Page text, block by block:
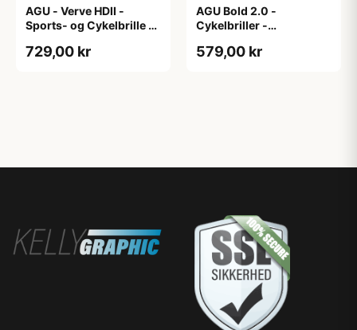
AGU - Verve HDII -
Sports- og Cykelbrille -
Sort/Gul
729,00 kr
AGU Bold 2.0 -
Cykelbriller -
579,00 kr